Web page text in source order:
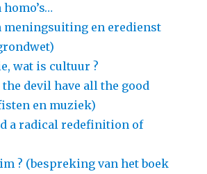
meningsuiting en eredienst
wat is cultuur ?
devil have all the good
en muziek)
a radical redefinition of
? (bespreking van het boek